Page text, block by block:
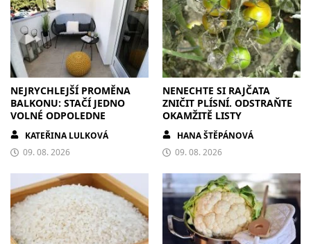
NEJRYCHLEJŠÍ PROMĚNA
BALKONU: STAČÍ JEDNO
VOLNÉ ODPOLEDNE
KATEŘINA LULKOVÁ
09. 08. 2026
NENECHTE SI RAJČATA
ZNIČIT PLÍSNÍ. ODSTRAŇTE
OKAMŽITĚ LISTY
HANA ŠTĚPÁNOVÁ
09. 08. 2026